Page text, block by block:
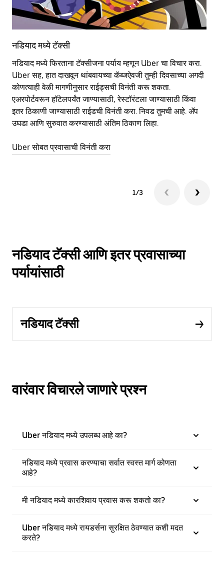
नडियाद मध्ये टॅक्सी
नडियाद मध्ये फिरताना टॅक्सीजना पर्याय म्हणून Uber चा विचार करा.
Uber सह, हात दाखवून थांबवायच्या कॅब्जऐवजी तुम्ही दिवसाच्या अगदी
कोणत्याही वेळी मागणीनुसार राईड्सची विनंती करू शकता.
एअरपोर्टवरून हॉटेलपर्यंत जाण्यासाठी, रेस्टॉरंटला जाण्यासाठी किंवा
इतर‍ ठिकाणी जाण्यासाठी राईडची विनंती करा. निवड तुमची आहे. ॲप
उघडा आणि सुरुवात करण्यासाठी अंतिम ठिकाण लिहा.
Uber सोबत प्रवासाची विनंती करा
1/3
नडियाद टॅक्सी आणि इतर प्रवासाच्या
पर्यायांसाठी
नडियाद टॅक्सी
वारंवार विचारले जाणारे प्रश्न
Uber नडियाद मध्ये उपलब्ध आहे का?
नडियाद मध्ये प्रवास करण्याचा सर्वात स्वस्त मार्ग कोणता
आहे?
मी नडियाद मध्ये कारशिवाय प्रवास करू शकतो का?
Uber नडियाद मध्ये रायडर्सना सुरक्षित ठेवण्यात कशी मदत
करते?